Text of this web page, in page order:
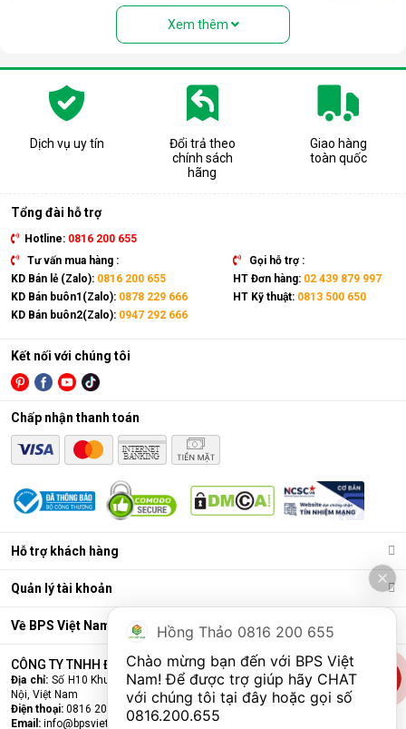
Cấu tạo và nguyên lý hoạt động của
Cấu tạo cơ bản của máy lọc nước RO gồm:
hoạt tính...) giúp loại bỏ bụi bẩn, cặn, rong rêu, mùi hôi,
clo dư…
Màng lọc RO: Là trái tim của máy. Màng RO có khe lọc
nước tinh khiết đi qua, giữ lại hầu hết các vi khuẩn, virus,
kim loại nặng, chất hóa học…
khoáng, lõi hydrogen, lõi nano bạc… để bổ sung khoáng,
cân bằng pH, khử mùi, làm mềm nước, hoặc chống tái
nhiễm khuẩn.
Bình chứa nước: Chứa nước tinh khiết đã được lọc sạch
để sử dụng.
Bơm áp và van điện từ
: Hỗ trợ vận hành, đảm bảo áp
lực lọc và tự động đóng/mở khi đầy nước.
Xem thêm
Dịch vụ uy tín
Đổi trả theo
chính sách
hãng
Giao hàng
toàn quốc
Tổng đài hỗ trợ
Hotline: 0816 200 655
Tư vấn mua hàng :
KD Bán lẻ (Zalo): 0816 200 655
KD Bán buôn1(Zalo): 0878 229 666
KD Bán buôn2(Zalo): 0947 292 666
Gọi hỗ trợ :
HT Đơn hàng: 02 439 879 997
HT Kỹ thuật: 0813 500 650
Hỗ trợ khách hàng
Quản lý tài khoản
Về BPS Việt Nam
Kết nối với chúng tôi
Chấp nhận thanh toán
CÔNG TY TNHH ĐẦU TƯ VÀ THƯƠNG MẠI BPS VIỆT NAM
Địa chỉ: Số H10 Khu đấu giá Ngô Thì Nhậm, Phường Hà Đông, Thành phố Hà
Nội, Việt Nam
Điện thoại: 0816 200 655
Email: info@bpsvietnam.vn
Hồng Thảo 0816 200 655
Chào mừng bạn đến với BPS Việt
Nam! Để được trợ giúp hãy CHAT
0816.200.655